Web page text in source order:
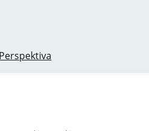
Perspektiva